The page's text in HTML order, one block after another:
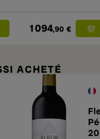
1 094,90 €
ACHETÉ